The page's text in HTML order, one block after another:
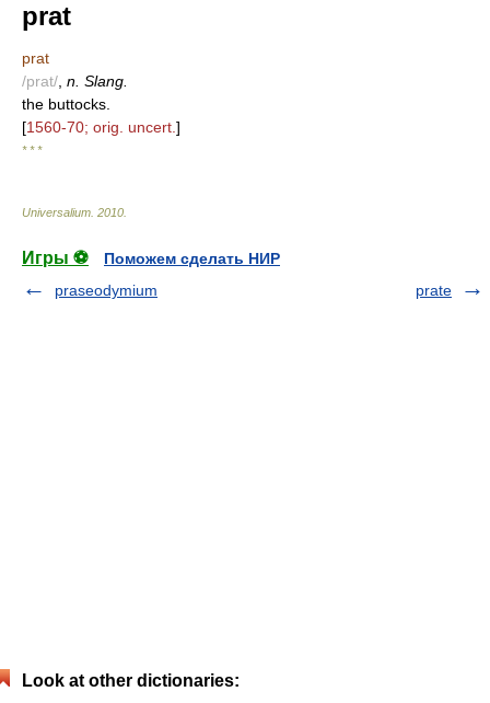
prat
prat
/prat/ n. Slang.
the buttocks.
[1560-70; orig. uncert. ]
* * *
Universalium 2010
Игры ⚽
Поможем сделать НИР
praseodymium
prate
Look at other dictionaries: